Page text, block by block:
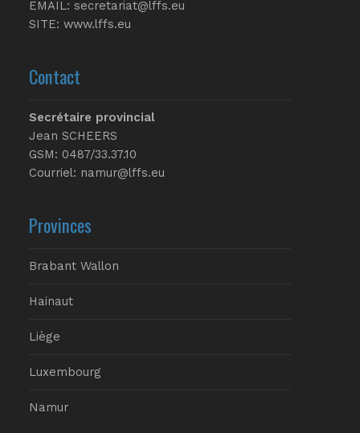
EMAIL: secretariat@lffs.eu
SITE: www.lffs.eu
Contact
Secrétaire provincial
Jean SCHEERS
GSM: 0487/33.37.10
Courriel: namur@lffs.eu
Provinces
Brabant Wallon
Hainaut
Liège
Luxembourg
Namur